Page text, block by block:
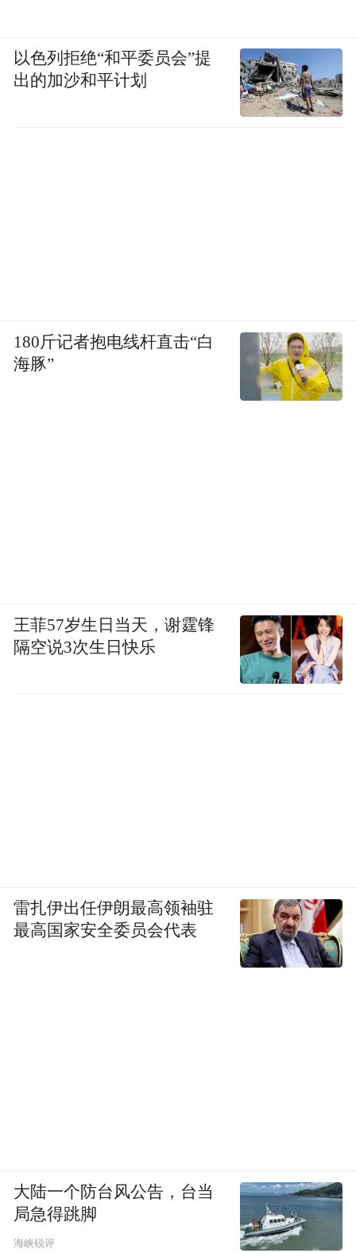
以色列拒绝“和平委员会”提
出的加沙和平计划
180斤记者抱电线杆直击“白
海豚”
王菲57岁生日当天，谢霆锋
隔空说3次生日快乐
雷扎伊出任伊朗最高领袖驻
最高国家安全委员会代表
大陆一个防台风公告，台当
局急得跳脚
海峡锐评